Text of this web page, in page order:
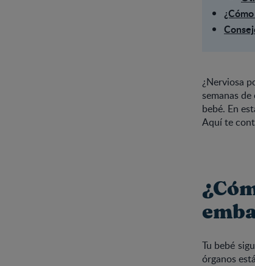
¿Nerviosa
semanas
bebé. En
Aquí te
Tu bebé
órganos